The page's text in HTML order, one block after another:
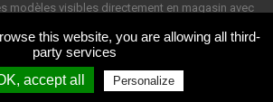
modèles visibles directement en magasin avec
D'USINE-CONDITIONS GENERALES DE VENTE
MENTIONS LEGALES
this website, you are allowing all third-
party services
accept all
Personalize